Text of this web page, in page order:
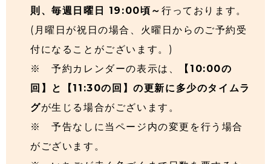
則、毎週日曜日 19:00頃～ 行っております。
(月曜日が祝日の場合、火曜日からのご予約受
付になることがございます。)
※ 予約カレンダーの表示は、
【10:00の
回】と【11:30の回】の更新に多少のタイムラ
グが生じる場合がございます。
※ 予告なしに当ページ内の変更を行う場合
がございます。